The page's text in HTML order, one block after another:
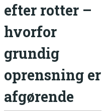
efter rotter –
hvorfor
grundig
oprensning er
afgørende